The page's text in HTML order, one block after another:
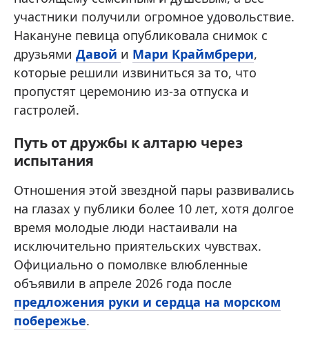
участники получили огромное удовольствие.
Накануне певица опубликовала снимок с
друзьями Давой и Мари Краймбрери,
которые решили извиниться за то, что
пропустят церемонию из-за отпуска и
гастролей.
Путь от дружбы к алтарю через
испытания
Отношения этой звездной пары развивались
на глазах у публики более 10 лет, хотя долгое
время молодые люди настаивали на
исключительно приятельских чувствах.
Официально о помолвке влюбленные
объявили в апреле 2026 года после
предложения руки и сердца на морском
побережье.